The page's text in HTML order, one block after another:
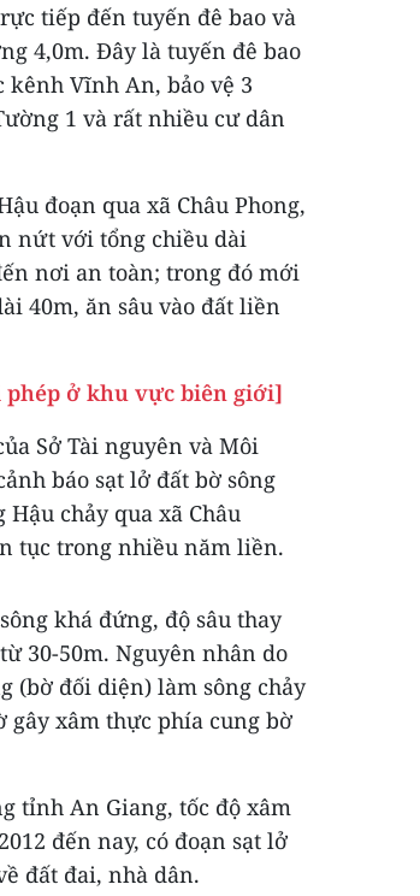
tiếp đến tuyến đê bao và
4,0m. Đây là tuyến đê bao
kênh Vĩnh An, bảo vệ 3
1 và rất nhiều cư dân
đoạn qua xã Châu Phong,
nứt với tổng chiều dài
nơi an toàn; trong đó mới
40m, ăn sâu vào đất liền
ở khu vực biên giới]
Sở Tài nguyên và Môi
báo sạt lở đất bờ sông
chảy qua xã Châu
tục trong nhiều năm liền.
khá đứng, độ sâu thay
30-50m. Nguyên nhân do
(bờ đối diện) làm sông chảy
gây xâm thực phía cung bờ
tỉnh An Giang, tốc độ xâm
đến nay, có đoạn sạt lở
đất đai, nhà dân.